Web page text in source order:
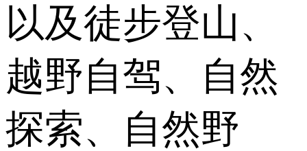
以及徒步登山、
越野自驾、自然
探索、自然野